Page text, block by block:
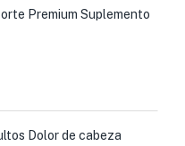
Premium Suplemento
Dolor de cabeza